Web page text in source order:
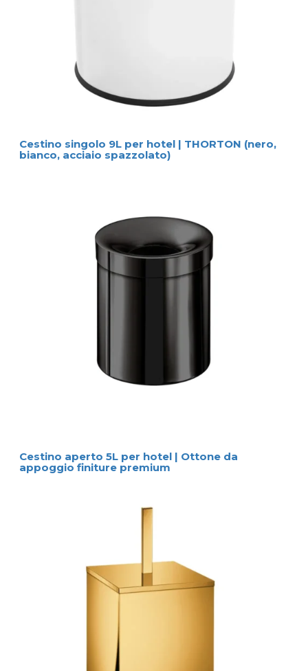
Cestino singolo 9L per hotel | THORTON (nero,
bianco, acciaio spazzolato)
Cestino aperto 5L per hotel | Ottone da
appoggio finiture premium